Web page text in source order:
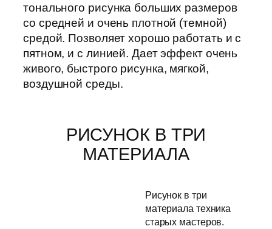
тонального рисунка больших размеров
со средней и очень плотной (темной)
средой. Позволяет хорошо работать и с
пятном, и с линией. Дает эффект очень
живого, быстрого рисунка, мягкой,
воздушной среды.
РИСУНОК В ТРИ
МАТЕРИАЛА
Рисунок в три
материала техника
старых мастеров.